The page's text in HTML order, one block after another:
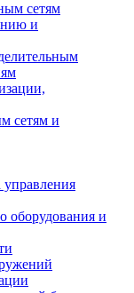
сетям
и
сетям и
управления
оборудования и